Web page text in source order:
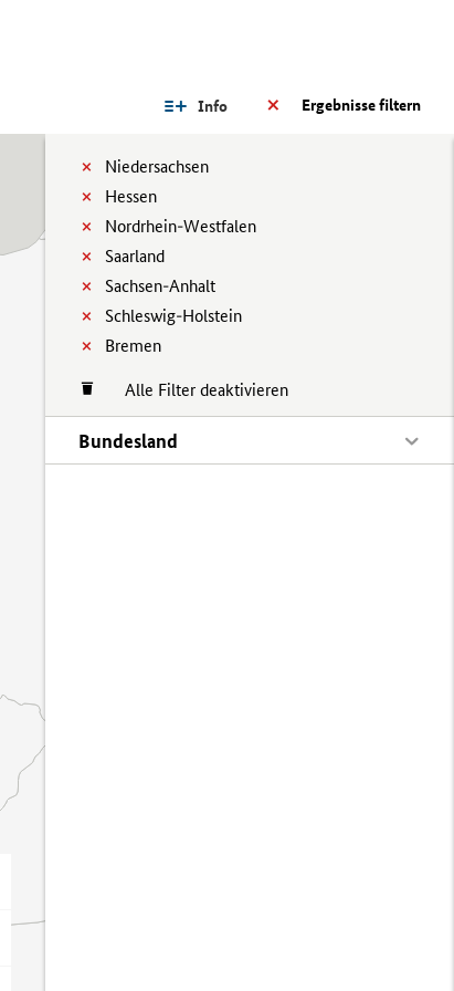
Ergebnisse filtern
Info
Niedersachsen
Hessen
Nordrhein-Westfalen
Saarland
Sachsen-Anhalt
Schleswig-Holstein
Bremen
Alle Filter deaktivieren
Bundesland